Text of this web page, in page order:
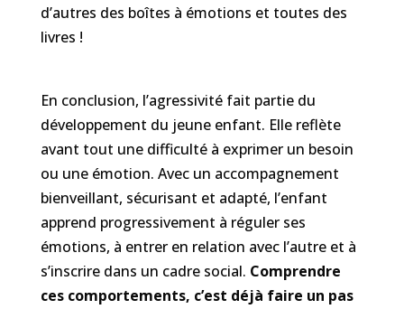
d’autres des boîtes à émotions et toutes des
livres !
En conclusion, l’agressivité fait partie du
développement du jeune enfant. Elle reflète
avant tout une difficulté à exprimer un besoin
ou une émotion. Avec un accompagnement
bienveillant, sécurisant et adapté, l’enfant
apprend progressivement à réguler ses
émotions, à entrer en relation avec l’autre et à
s’inscrire dans un cadre social. Comprendre
ces comportements, c’est déjà faire un pas